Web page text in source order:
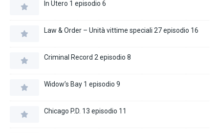
In Utero 1 episodio 6
Law & Order – Unità vittime speciali 27 episodio 16
Criminal Record 2 episodio 8
Widow’s Bay 1 episodio 9
Chicago P.D. 13 episodio 11